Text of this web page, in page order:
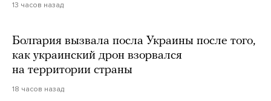
13 часов назад
Болгария вызвала посла Украины после того,
как украинский дрон взорвался
на территории страны
18 часов назад